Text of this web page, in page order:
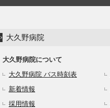
大久野病院
大久野病院について
大久野病院 バス時刻表
新着情報
採用情報